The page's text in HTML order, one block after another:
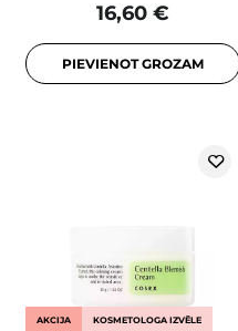
16,60 €
PIEVIENOT GROZAM
AKCIJA KOSMETOLOGA IZVĒLE